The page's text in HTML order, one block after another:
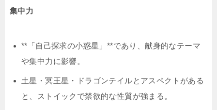
集中力
**「自己探求の小惑星」**であり、献身的なテーマ
や集中力に影響。
土星・冥王星・ドラゴンテイルとアスペクトがある
と、ストイックで禁欲的な性質が強まる。